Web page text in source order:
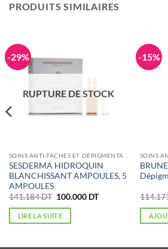
PRODUITS SIMILAIRES
-29%
RUPTURE DE STOCK
SESDERMA HIDROQUIN
BLANCHISSANT AMPOULES, 5
AMPOULES
141.184DT Le
initial
était :
100.000 DTLe
LIRE LA SUITE
-15%